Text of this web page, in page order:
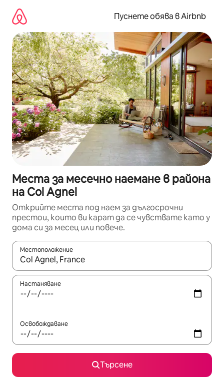
съдържанието
Пуснете обява в Airbnb
Места за месечно наемане в района
на Col Agnel
Открийте места под наем за дългосрочни
престои, които ви карат да се чувствате като у
дома си за месец или повече.
Местоположение
Когато резултатите се покажат, използвайте
Настаняване
Освобождаване
Търсене